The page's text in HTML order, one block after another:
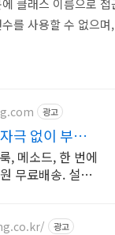
클래스 이름으로 접
를 사용할 수 없으
광고
극 없이 부담
, 메소드, 한 번에
무료배송. 설거
광고